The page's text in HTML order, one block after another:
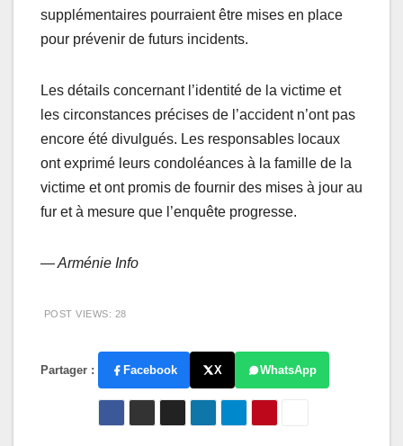
supplémentaires pourraient être mises en place
pour prévenir de futurs incidents.
Les détails concernant l’identité de la victime et
les circonstances précises de l’accident n’ont pas
encore été divulgués. Les responsables locaux
ont exprimé leurs condoléances à la famille de la
victime et ont promis de fournir des mises à jour au
fur et à mesure que l’enquête progresse.
— Arménie Info
POST VIEWS: 28
Partager : Facebook X WhatsApp